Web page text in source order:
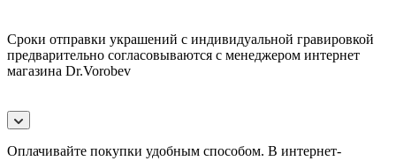
Сроки отправки украшений с индивидуальной гравировкой
предварительно согласовываются с менеджером интернет
магазина Dr.Vorobev
Оплачивайте покупки удобным способом. В интернет-